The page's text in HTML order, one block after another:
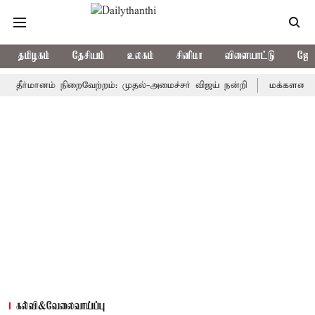
தமிழகம் தேசியம் உலகம் சினிமா விளையாட்டு
நிறைவேற்றம்: முதல்-அமைச்சர் விஜய் நன்றி மக்களவையில்
கல்வி&வேலைவாய்ப்பு